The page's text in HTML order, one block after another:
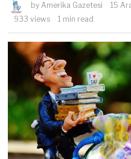
byAmerika Gazetesi 15
933 views
1 min read